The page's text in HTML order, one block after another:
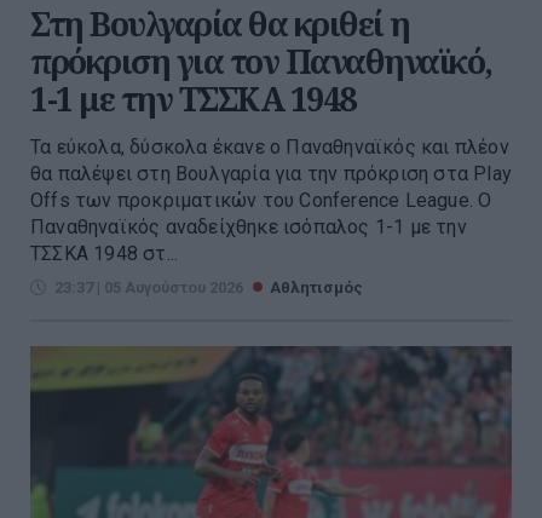
Στη Βουλγαρία θα κριθεί η
πρόκριση για τον Παναθηναϊκό,
1-1 με την ΤΣΣΚΑ 1948
Τα εύκολα, δύσκολα έκανε ο Παναθηναϊκός και πλέον
θα παλέψει στη Βουλγαρία για την πρόκριση στα Play
Offs των προκριματικών του Conference League. O
Παναθηναϊκός αναδείχθηκε ισόπαλος 1-1 με την
ΤΣΣΚΑ 1948 στ...
23:37 | 05 Αυγούστου 2026 Αθλητισμός